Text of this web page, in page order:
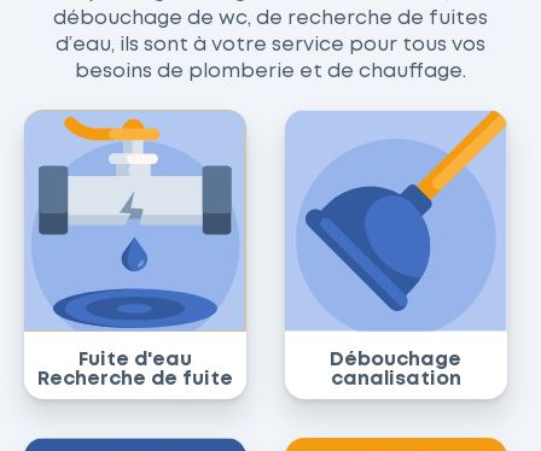
débouchage de wc, de recherche de fuites
d’eau, ils sont à votre service pour tous vos
besoins de plomberie et de chauffage.
Fuite d'eau
Recherche de fuite
Débouchage
canalisation